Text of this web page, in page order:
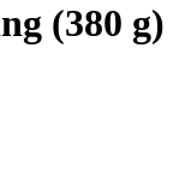
(380 g)